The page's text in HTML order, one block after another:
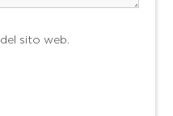
del sito web.